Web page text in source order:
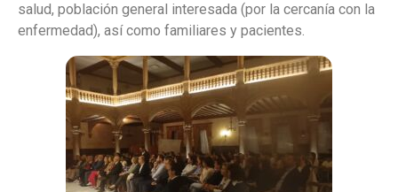
salud, población general interesada (por la cercanía con la
enfermedad), así como familiares y pacientes.